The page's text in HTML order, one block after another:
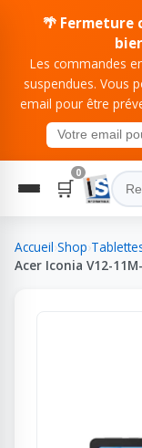
🌴
Les commandes
suspendues. Vous
email pour être
🛒
0
Accueil Shop
Acer Iconia V12-